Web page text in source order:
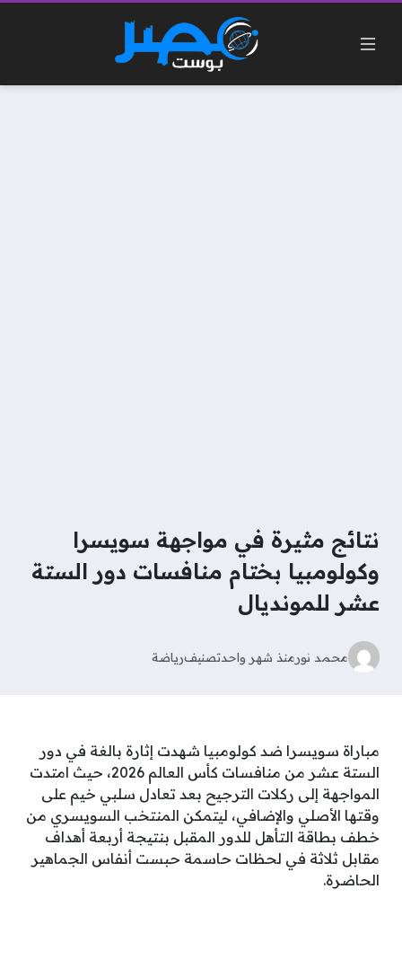
نتائج مثيرة في مواجهة سويسرا
وكولومبيا بختام منافسات دور الستة
عشر للمونديال
محمد نورمنذ شهر واحدتصنيفرياضة
مباراة سويسرا ضد كولومبيا شهدت إثارة بالغة في دور
الستة عشر من منافسات كأس العالم 2026، حيث امتدت
المواجهة إلى ركلات الترجيح بعد تعادل سلبي خيم على
وقتها الأصلي والإضافي، ليتمكن المنتخب السويسري من
خطف بطاقة التأهل للدور المقبل بنتيجة أربعة أهداف
مقابل ثلاثة في لحظات حاسمة حبست أنفاس الجماهير
الحاضرة.